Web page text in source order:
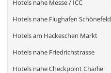
Hotels nahe Messe / ICC
Hotels nahe Flughafen Schönefeld
Hotels am Hackeschen Markt
Hotels nahe Friedrichstrasse
Hotels nahe Checkpoint Charlie